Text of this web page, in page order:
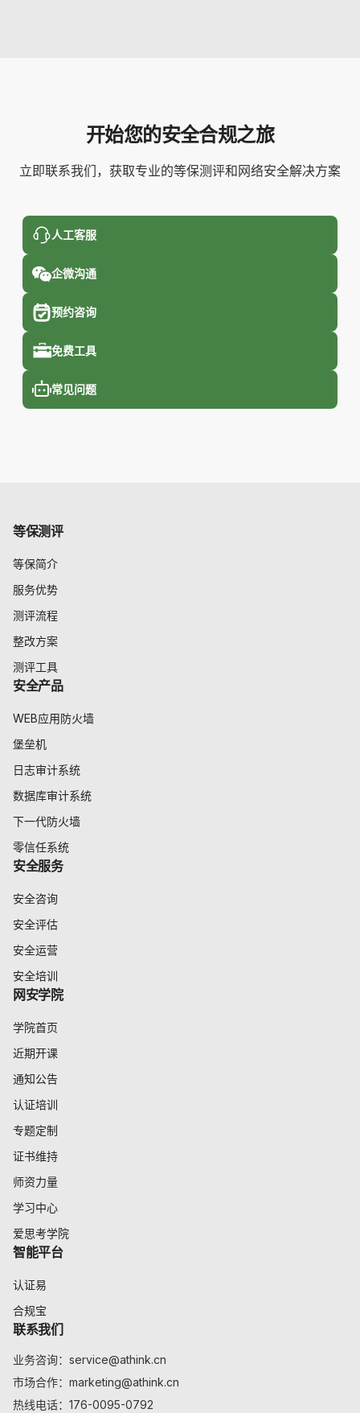
开始您的安全合规之旅
立即联系我们，获取专业的等保测评和网络安全解决方案
人工客服
企微沟通
预约咨询
免费工具
常见问题
等保测评
等保简介
服务优势
测评流程
整改方案
测评工具
安全产品
WEB应用防火墙
堡垒机
日志审计系统
数据库审计系统
下一代防火墙
零信任系统
安全服务
安全咨询
安全评估
安全运营
安全培训
网安学院
学院首页
近期开课
通知公告
认证培训
专题定制
证书维持
师资力量
学习中心
爱思考学院
智能平台
认证易
合规宝
联系我们
业务咨询：service@athink.cn
市场合作：marketing@athink.cn
热线电话：176-0095-0792